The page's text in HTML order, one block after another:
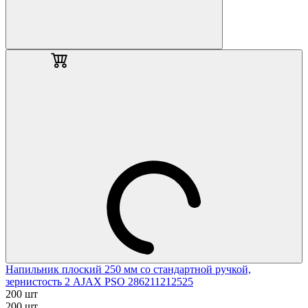
Напильник плоский 250 мм со стандартной ручкой,
зернистость 2 AJAX PSO 286211212525
200 шт